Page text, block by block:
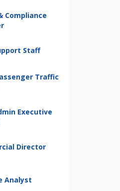
Compliance
Staff
Traffic
Executive
Director
Analyst